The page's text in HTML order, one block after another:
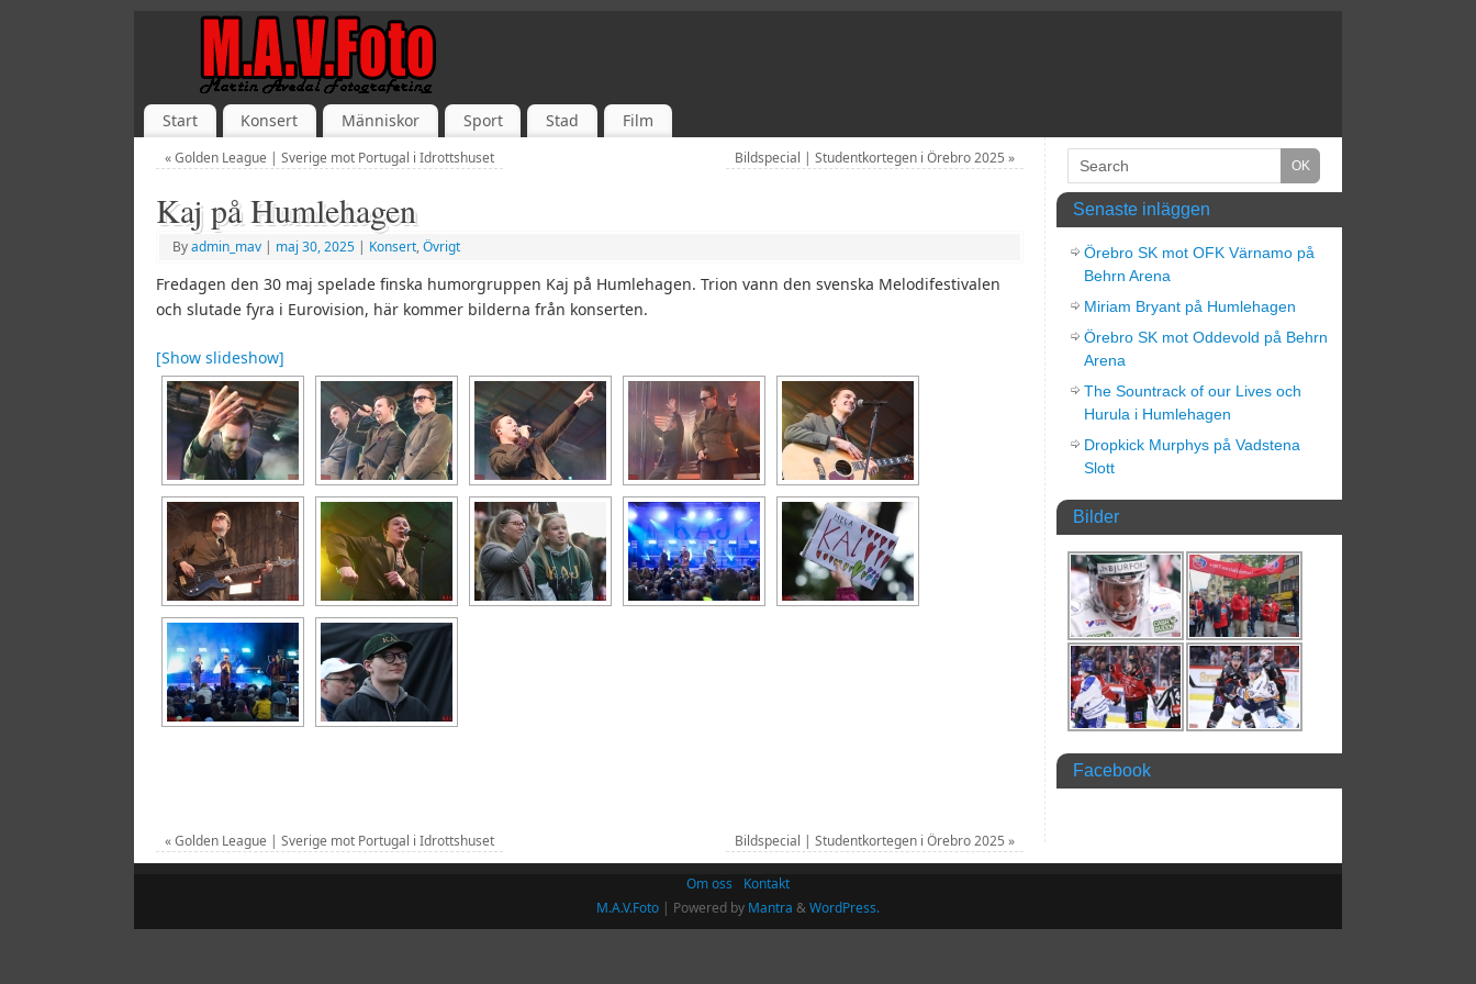
Start Konsert Människor Sport Stad Film
«Golden League | Sverige mot Portugal i Idrottshuset Bildspecial | Studentkortegen i Örebro 2025»
Kaj på Humlehagen
Byadmin_mav | maj 30, 2025 | Konsert,Övrigt
Fredagen den 30 maj spelade finska humorgruppen Kaj på Humlehagen. Trion vann den svenska Melodifestivalen
och slutade fyra i Eurovision, här kommer bilderna från konserten.
[Show slideshow]
«Golden League | Sverige mot Portugal i Idrottshuset Bildspecial | Studentkortegen i Örebro 2025»
Senaste inläggen
Örebro SK mot OFK Värnamo på
Behrn Arena
Miriam Bryant på Humlehagen
Örebro SK mot Oddevold på Behrn
Arena
The Sountrack of our Lives och
Hurula i Humlehagen
Dropkick Murphys på Vadstena
Slott
Bilder
Facebook
Om oss
Kontakt
M.A.V.Foto | Powered by Mantra &WordPress.